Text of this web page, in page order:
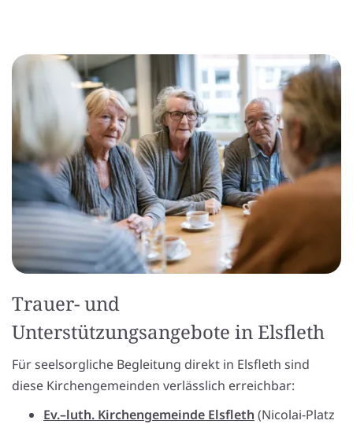
Trauer- und
Unterstützungsangebote in Elsfleth
Für seelsorgliche Begleitung direkt in Elsfleth sind
diese Kirchengemeinden verlässlich erreichbar:
Ev.–luth. Kirchengemeinde Elsfleth (Nicolai-Platz